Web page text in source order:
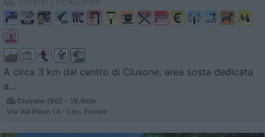
A circa 3 km dal centro di Clusone, area sosta dedicata
a...
Clusone (BG) - 19.6km
Via Val Flesh 14 - Loc. Fiorine